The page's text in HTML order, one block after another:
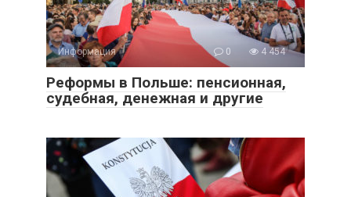
Информация 0 4 454
Реформы в Польше: пенсионная,
судебная, денежная и другие